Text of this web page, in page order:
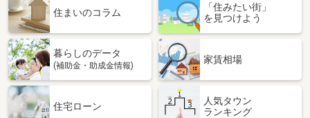
住まいのコラム
「住みたい街」
を見つけよう
暮らしのデータ
(補助金・助成金情報)
家賃相場
住宅ローン
人気タウン
ランキング